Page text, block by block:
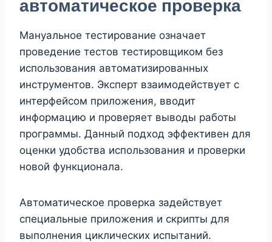
автоматическое проверка
Мануальное тестирование означает
проведение тестов тестировщиком без
использования автоматизированных
инструментов. Эксперт взаимодействует с
интерфейсом приложения, вводит
информацию и проверяет выводы работы
программы. Данный подход эффективен для
оценки удобства использования и проверки
новой функционала.
Автоматическое проверка задействует
специальные приложения и скрипты для
выполнения циклических испытаний.